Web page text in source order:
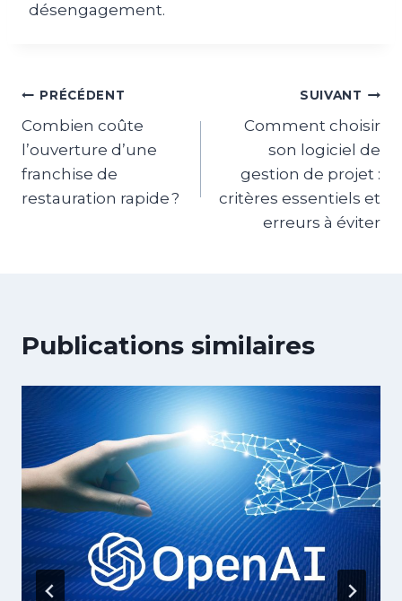
désengagement.
Navigation
de
l’article
PRÉCÉDENT
Combien coûte
l’ouverture d’une
franchise de
restauration rapide ?
SUIVANT
Comment choisir
son logiciel de
gestion de projet :
critères essentiels et
erreurs à éviter
Publications similaires